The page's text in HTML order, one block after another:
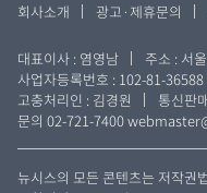
회사소개 광고·제휴문의
대표이사 : 염영남
주소 : 서
사업자등록번호 : 102-81-36588
고충처리인 : 김경원
통신판
문의 02-721-7400
뉴시스의 모든 콘텐츠는 저작권